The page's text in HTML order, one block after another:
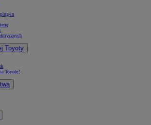
in
Toyoty
Toyotę?